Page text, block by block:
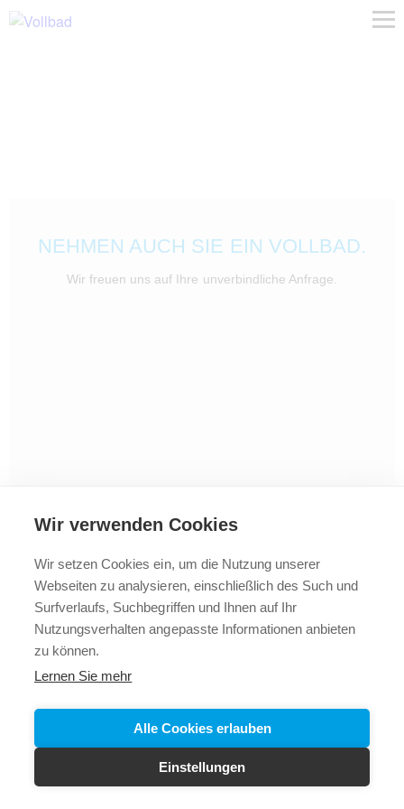
Wir verwenden Cookies
Wir setzen Cookies ein, um die Nutzung unserer
Webseiten zu analysieren, einschließlich des Such und
Surfverlaufs, Suchbegriffen und Ihnen auf Ihr
Nutzungsverhalten angepasste Informationen anbieten
zu können.
Lernen Sie mehr
Alle Cookies erlauben
Einstellungen
NEHMEN AUCH SIE EIN VOLLBAD.
Wir freuen uns auf Ihre unverbindliche Anfrage.
2025 © Vollbad Impressum Datenschutz
62288